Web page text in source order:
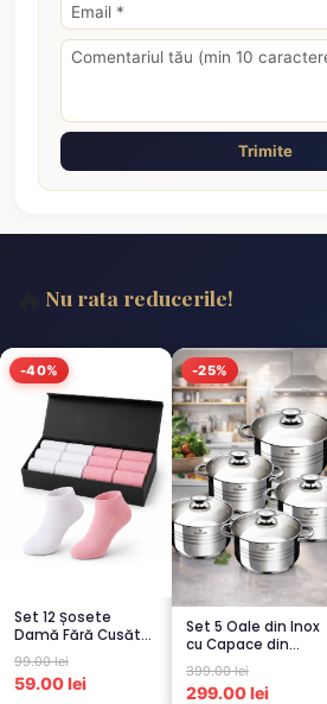
Trimite
Nu rata reducerile!
-40%
Set 12 Șosete
Damă Fără Cusături
– 6 Albe + 6 Roz –
Scu...
99.00 lei
59.00 lei
-25%
Set 5 Oale din Inox
cu Capace din
Sticlă
Termorezistent...
399.00 lei
299.00 lei